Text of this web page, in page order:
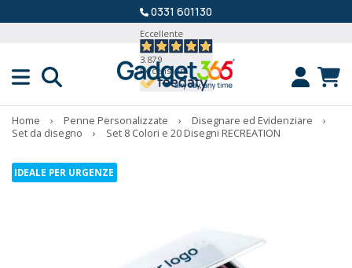
0331 601130
Eccellente
3.879
Recensioni
Home › Penne Personalizzate › Disegnare ed Evidenziare
›
Set da disegno
› Set 8 Colori e 20 Disegni RECREATION
IDEALE PER URGENZE